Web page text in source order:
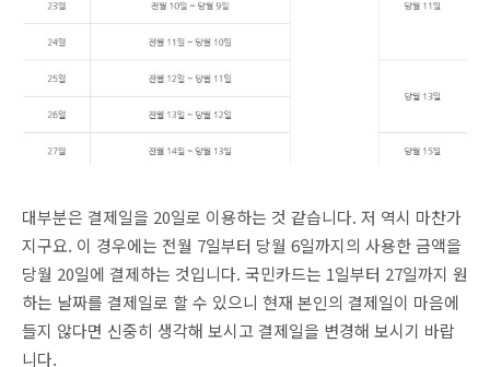
대부분은 결제일을 20일로 이용하는 것 같습니다. 저 역시 마찬가
지구요. 이 경우에는 전월 7일부터 당월 6일까지의 사용한 금액을
당월 20일에 결제하는 것입니다. 국민카드는 1일부터 27일까지 원
하는 날짜를 결제일로 할 수 있으니 현재 본인의 결제일이 마음에
들지 않다면 신중히 생각해 보시고 결제일을 변경해 보시기 바랍
니다.